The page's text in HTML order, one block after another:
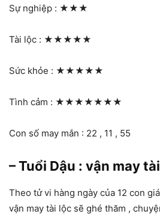
Sự nghiệp : ★★★
Tài lộc : ★★★★★
Sức khỏe : ★★★★★
Tình cảm : ★★★★★★★
Con số may mắn : 22 , 11 , 55
– Tuổi Dậu : vận may
Theo tử vi hàng ngày của 12 con
vận may tài lộc sẽ ghé thăm ,